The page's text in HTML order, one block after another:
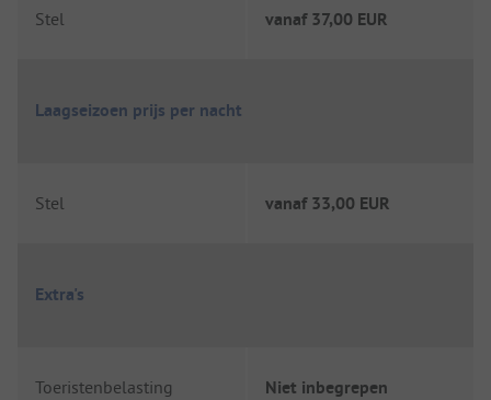
Stel vanaf 37,00 EUR
Laagseizoen prijs per nacht
Stel vanaf 33,00 EUR
Extra's
Toeristenbelasting Niet inbegrepen